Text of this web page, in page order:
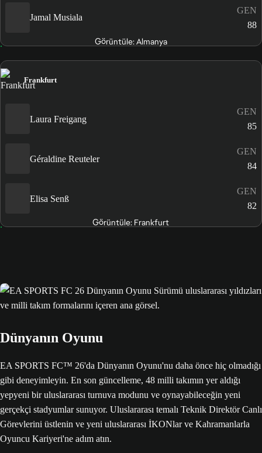
Jamal Musiala
GEN
88
Görüntüle: Almanya
Frankfurt
Laura Freigang
GEN
85
Géraldine Reuteler
GEN
84
Elisa Senß
GEN
82
Görüntüle: Frankfurt
Dünyanın Oyunu
EA SPORTS FC™ 26'da Dünyanın Oyunu'nu daha önce hiç olmadığı
gibi deneyimleyin. En son güncelleme, 48 milli takımın yer aldığı
yepyeni bir uluslararası turnuva modunu ve oynayabileceğin yeni
gerçekçi stadyumlar sunuyor. Uluslararası temalı Teknik Direktör Canlı
Görevlerini üstlenin ve yeni uluslararası İKONlar ve Kahramanlarla
Oyuncu Kariyeri'ne adım atın.